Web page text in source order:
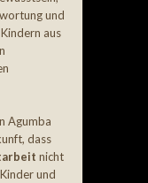
und
aus
Agumba
dass
nicht
und